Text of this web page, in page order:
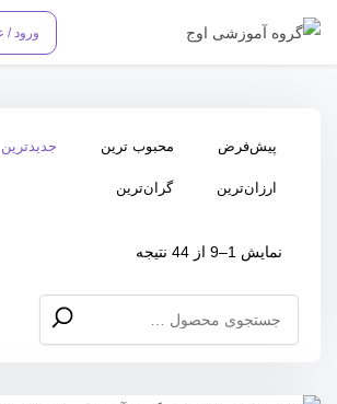
ورود
پیش‌فرض محبوب ترین جدیدترین
ارزان‌ترین گران‌ترین
نمایش 1–9 از 44 نتیجه
برای: